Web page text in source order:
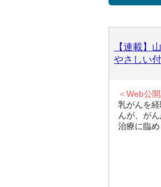
【連載】
やさしい
＜Web公
乳がんを
んが、が
治療に臨